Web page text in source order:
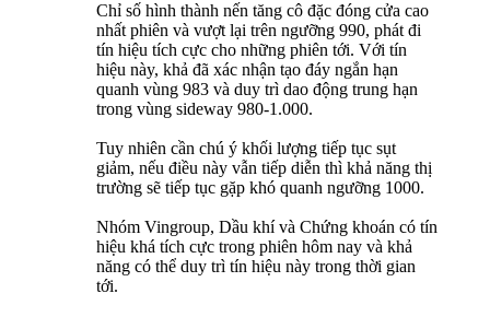
Chỉ số hình thành nến tăng cô đặc đóng cửa cao
nhất phiên và vượt lại trên ngưỡng 990, phát đi
tín hiệu tích cực cho những phiên tới. Với tín
hiệu này, khả đã xác nhận tạo đáy ngắn hạn
quanh vùng 983 và duy trì dao động trung hạn
trong vùng sideway 980-1.000.
Tuy nhiên cần chú ý khối lượng tiếp tục sụt
giảm, nếu điều này vẫn tiếp diễn thì khả năng thị
trường sẽ tiếp tục gặp khó quanh ngưỡng 1000.
Nhóm Vingroup, Dầu khí và Chứng khoán có tín
hiệu khá tích cực trong phiên hôm nay và khả
năng có thể duy trì tín hiệu này trong thời gian
tới.